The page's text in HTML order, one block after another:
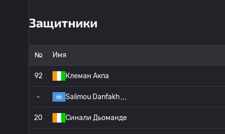
Защитники
№ Имя
92 Клеман Акпа
- Salimou Danfakh
20 Синали Дьоманде